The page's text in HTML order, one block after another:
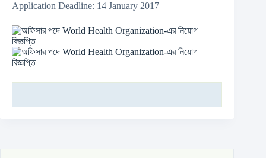
Application Deadline: 14 January 2017